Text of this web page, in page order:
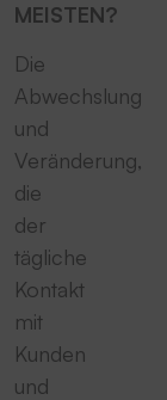
MEISTEN?
Die
Abwechslung
und
Veränderung,
die
der
tägliche
Kontakt
mit
Kunden
und